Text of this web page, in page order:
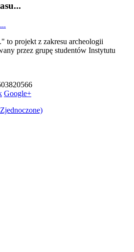
to projekt z zakresu archeologii
przez grupę studentów Instytutu
Google+